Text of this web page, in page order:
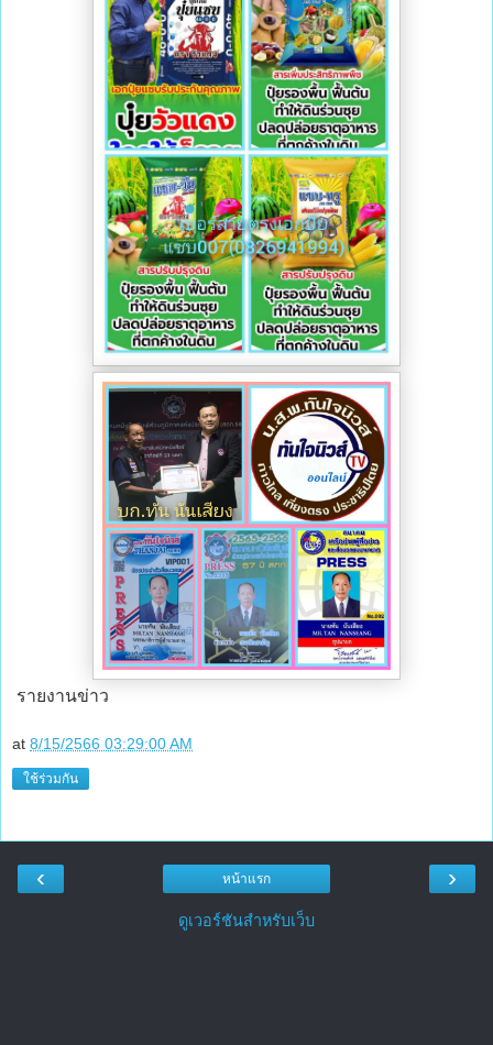
รายงานข่าว
at 8/15/2566 03:29:00 AM
ใช้ร่วมกัน
‹ ›
หน้าแรก
ดูเวอร์ชันสำหรับเว็บ